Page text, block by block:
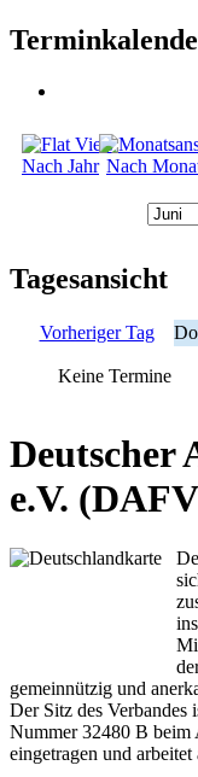
Nach Jahr Nach
Tagesansicht
Vorheriger Tag
Keine Termine
Deutscher
e.V.
gemeinnützig und
Der Sitz des Verbandes
Nummer 32480 B beim
eingetragen und